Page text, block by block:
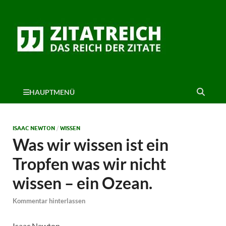
HAUPTMENÜ
ISAAC NEWTON / WISSEN
Was wir wissen ist ein
Tropfen was wir nicht
wissen – ein Ozean.
Kommentar hinterlassen